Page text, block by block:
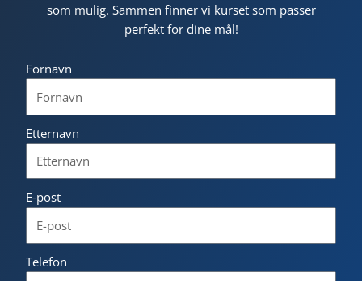
som mulig. Sammen finner vi kurset som passer
perfekt for dine mål!
Fornavn
Etternavn
E-post
Telefon